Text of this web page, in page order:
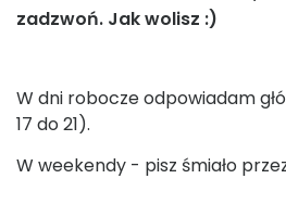
zadzwoń. Jak wolisz :)
W dni robocze odpowiadam
17 do 21).
W weekendy - pisz śmiało